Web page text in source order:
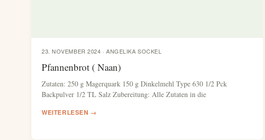
23. NOVEMBER 2024 · ANGELIKA SOCKEL
Pfannenbrot ( Naan)
Zutaten: 250 g Magerquark 150 g Dinkelmehl Type 630 1/2 Pck
Backpulver 1/2 TL Salz Zubereitung: Alle Zutaten in die
WEITERLESEN →